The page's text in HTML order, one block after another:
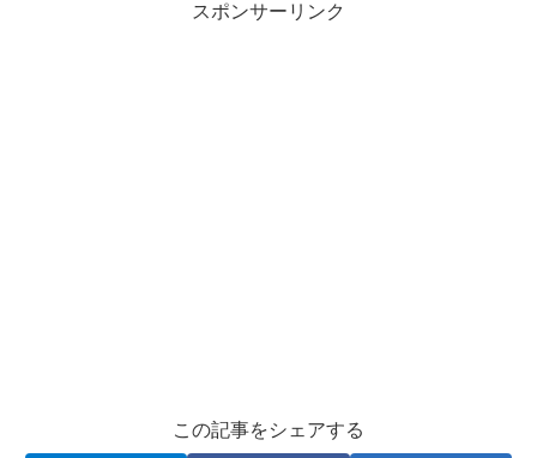
スポンサーリンク
この記事をシェアする